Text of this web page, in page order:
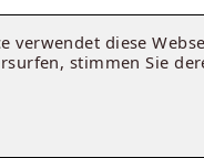
verwendet diese
stimmen Sie